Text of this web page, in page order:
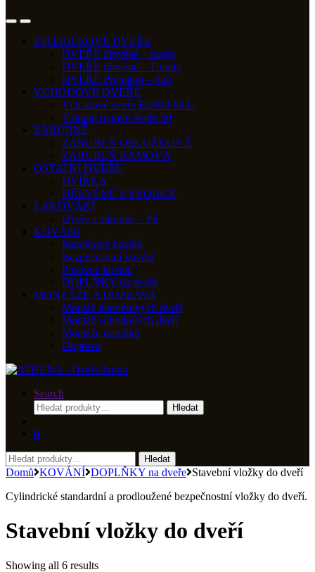
INTERIÉROVÉ DVEŘE
DVEŘE dřevěné – masiv
DVEŘE dřevěné – Trendy
DVEŘE Premium – dub
VCHODOVÉ DVEŘE
Vchodové dveře EURO 68 L
Vstupní bytové dveře 50
ZÁRUBNĚ
ZÁRUBEŇ OBLOŽKOVÁ
ZÁRUBEŇ RÁMOVÁ
OSTATNÍ DVEŘE
DVÍŘKA
DŘEVĚNÉ VÝROBKY
LAKOVÁNÍ
Dveře a zárubně – Pú
KOVÁNÍ
Interiérové kování
Bezpečnostní kování
Posuvné kování
DOPLŇKY na dveře
MONTÁŽE A DOPRAVA
Montáž interiérových dveří
Montáž vchodových dveří
Montáže doplňků
Doprava
Search
Hledat:
Hledat
0
Hledat:
Hledat
Domů KOVÁNÍ DOPLŇKY na dveře Stavební vložky do dveří
Cylindrické standardní a prodloužené bezpečnostní vložky do dveří.
Stavební vložky do dveří
Showing all 6 results